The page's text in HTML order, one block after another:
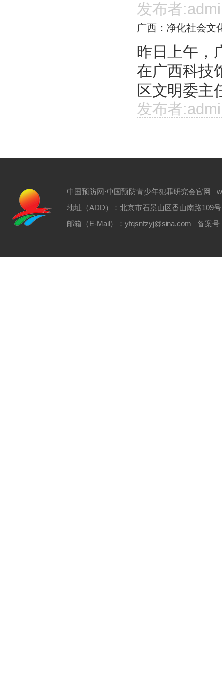
发布者
广西：净化社会文
昨日上午，
在广西科技
区文明委主
发布者
中国预防网·中国预防青少年犯罪研究会官网
地址（ADD）：北京市石景山区香山南路109
邮箱（E-Mail）：yfqsnfzyj@sina.com 备案号